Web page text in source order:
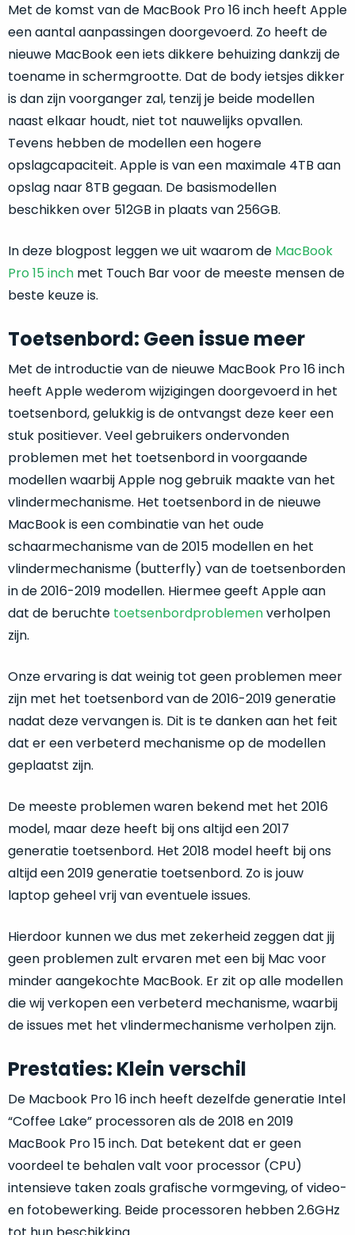
Met de komst van de MacBook Pro 16 inch heeft Apple
een aantal aanpassingen doorgevoerd. Zo heeft de
nieuwe MacBook een iets dikkere behuizing dankzij de
toename in schermgrootte. Dat de body ietsjes dikker
is dan zijn voorganger zal, tenzij je beide modellen
naast elkaar houdt, niet tot nauwelijks opvallen.
Tevens hebben de modellen een hogere
opslagcapaciteit. Apple is van een maximale 4TB aan
opslag naar 8TB gegaan. De basismodellen
beschikken over 512GB in plaats van 256GB.
In deze blogpost leggen we uit waarom de MacBook
Pro 15 inch met Touch Bar voor de meeste mensen de
beste keuze is.
Toetsenbord: Geen issue meer
Met de introductie van de nieuwe MacBook Pro 16 inch
heeft Apple wederom wijzigingen doorgevoerd in het
toetsenbord, gelukkig is de ontvangst deze keer een
stuk positiever. Veel gebruikers ondervonden
problemen met het toetsenbord in voorgaande
modellen waarbij Apple nog gebruik maakte van het
vlindermechanisme. Het toetsenbord in de nieuwe
MacBook is een combinatie van het oude
schaarmechanisme van de 2015 modellen en het
vlindermechanisme (butterfly) van de toetsenborden
in de 2016-2019 modellen. Hiermee geeft Apple aan
dat de beruchte toetsenbordproblemenverholpen
zijn.
Onze ervaring is dat weinig tot geen problemen meer
zijn met het toetsenbord van de 2016-2019 generatie
nadat deze vervangen is. Dit is te danken aan het feit
dat er een verbeterd mechanisme op de modellen
geplaatst zijn.
De meeste problemen waren bekend met het 2016
model, maar deze heeft bij ons altijd een 2017
generatie toetsenbord. Het 2018 model heeft bij ons
altijd een 2019 generatie toetsenbord. Zo is jouw
laptop geheel vrij van eventuele issues.
Hierdoor kunnen we dus met zekerheid zeggen dat jij
geen problemen zult ervaren met een bij Mac voor
minder aangekochte MacBook. Er zit op alle modellen
die wij verkopen een verbeterd mechanisme, waarbij
de issues met het vlindermechanisme verholpen zijn.
Prestaties: Klein verschil
De Macbook Pro 16 inch heeft dezelfde generatie Intel
“Coffee Lake” processoren als de 2018 en 2019
MacBook Pro 15 inch. Dat betekent dat er geen
voordeel te behalen valt voor processor (CPU)
intensieve taken zoals grafische vormgeving, of video-
en fotobewerking. Beide processoren hebben 2.6GHz
“als
nieuw”-
selectie:
volledige
nieuwstaat,
scherpe
prijs.
Zo
bespaar
je
slim,
zonder
te
doen
aan
lees
je
welke
conditiebeschrijvingen
bij
onze
producten
gebruiken.
Als
nieuw
–
nauwelijks
gebruikt,
maximaal
Dit
product
is
een
‘customer
Kort
uitgepakt
en
binnen
de
retourperiode
Dus
niks
refurbished,
niks
vervangen.
Simpelweg
weinig
gebruikt.
Zowel
precies
weet
waar
je
moet
beginnen.
heb
je
nou
precies
We
inmiddels
verschillende
klanten
van
een
MacBook
dat
we
weten
welk
gebruiksdoel
een
Mac
geschikt
is.
basis
van
echteklantervaringen tref
je
hier
Onze
favoriet
Dit
model
biedt
beste
‘all-
pakket
de
categorie.
Het
is
een
Mac
die